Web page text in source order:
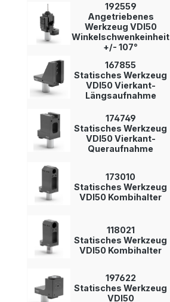
192559
Angetriebenes
Werkzeug VDI50
Winkelschwenkeinheit
+/- 107°
167855
Statisches Werkzeug
VDI50 Vierkant-
Längsaufnahme
174749
Statisches Werkzeug
VDI50 Vierkant-
Queraufnahme
173010
Statisches Werkzeug
VDI50 Kombihalter
118021
Statisches Werkzeug
VDI50 Kombihalter
197622
Statisches Werkzeug
VDI50